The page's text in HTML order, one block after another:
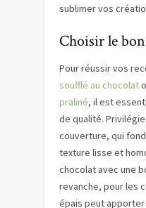
sublimer vos
Choisir le
Pour réussir vos
soufflé au chocolat
praliné, il est
de qualité.
couverture, qui
texture lisse et
chocolat avec une
revanche, pour les
épais peut